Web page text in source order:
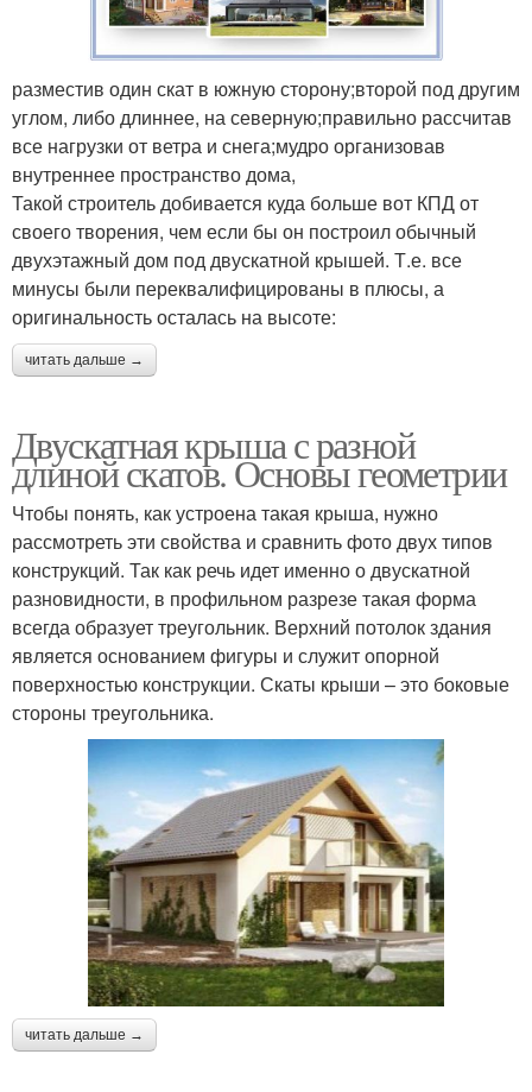
разместив один скат в южную сторону;второй под другим
углом, либо длиннее, на северную;правильно рассчитав
все нагрузки от ветра и снега;мудро организовав
внутреннее пространство дома,
Такой строитель добивается куда больше вот КПД от
своего творения, чем если бы он построил обычный
двухэтажный дом под двускатной крышей. Т.е. все
минусы были переквалифицированы в плюсы, а
оригинальность осталась на высоте:
читать дальше →
Двускатная крыша с разной
длиной скатов. Основы геометрии
Чтобы понять, как устроена такая крыша, нужно
рассмотреть эти свойства и сравнить фото двух типов
конструкций. Так как речь идет именно о двускатной
разновидности, в профильном разрезе такая форма
всегда образует треугольник. Верхний потолок здания
является основанием фигуры и служит опорной
поверхностью конструкции. Скаты крыши – это боковые
стороны треугольника.
читать дальше →